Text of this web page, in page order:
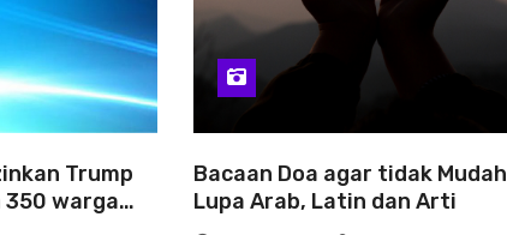
Trump
warga
Bacaan Doa agar tidak Mudah
Lupa Arab, Latin dan Arti